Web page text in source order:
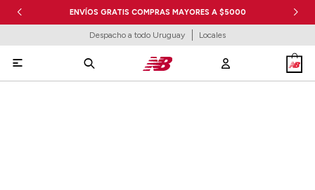
ENVÍOS GRATIS COMPRAS MAYORES A $5000
Despacho a todo Uruguay Locales
